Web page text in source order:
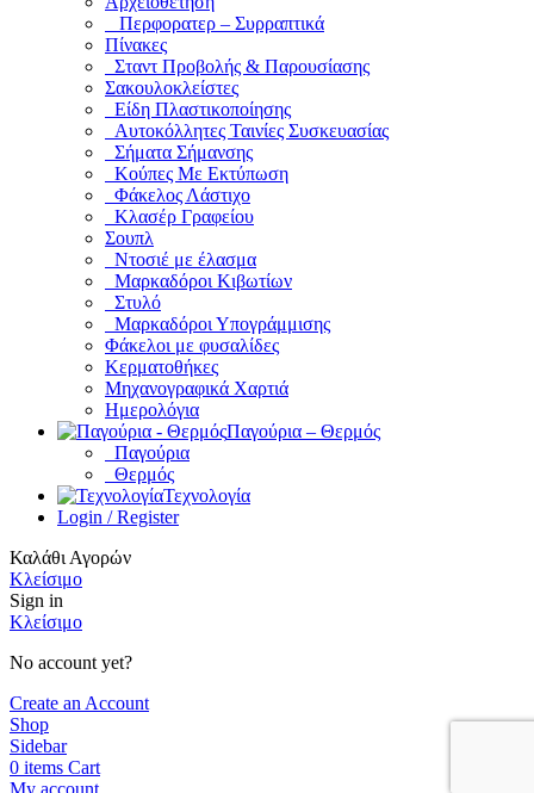
Περφορατερ – Συρραπτικά
Πίνακες
Σταντ Προβολής & Παρουσίασης
Σακουλοκλείστες
Είδη Πλαστικοποίησης
Αυτοκόλλητες Ταινίες Συσκευασίας
Σήματα Σήμανσης
Κούπες Με Εκτύπωση
Φάκελος Λάστιχο
Κλασέρ Γραφείου
Σουπλ
Ντοσιέ με έλασμα
Μαρκαδόροι Κιβωτίων
Στυλό
Μαρκαδόροι Υπογράμμισης
Φάκελοι με φυσαλίδες
Κερματοθήκες
Μηχανογραφικά Χαρτιά
Ημερολόγια
Παγούρια – Θερμός
Παγούρια
Θερμός
Τεχνολογία
Login / Register
Καλάθι Αγορών
Κλείσιμο
Sign in
Κλείσιμο
No account yet?
Create an Account
Shop
Sidebar
0 items Cart